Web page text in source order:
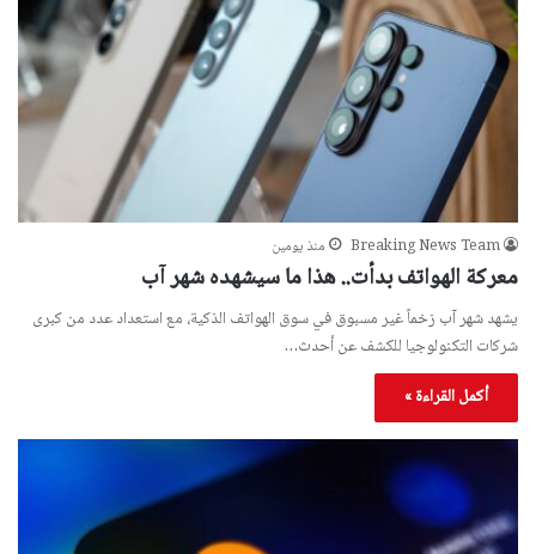
Breaking News Team منذ يومين
معركة الهواتف بدأت.. هذا ما سيشهده شهر آب
يشهد شهر آب زخماً غير مسبوق في سوق الهواتف الذكية، مع استعداد عدد من كبرى
شركات التكنولوجيا للكشف عن أحدث…
أكمل القراءة »